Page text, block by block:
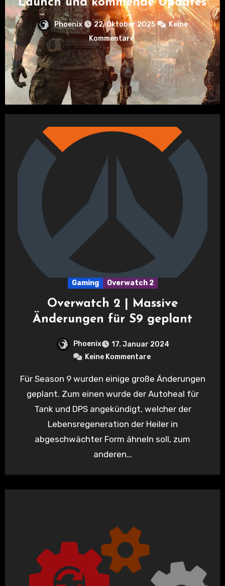
Launch und kommende Updates
Phoenix 22. Oktober 2025
Keine
Kommentare
Gaming Overwatch 2
Overwatch 2 | Massive
Änderungen für S9 geplant
Phoenix
17. Januar 2024
Keine Kommentare
Für Season 9 wurden einige große Änderungen
geplant. Zum einen wurde der Autoheal für
Tank und DPS angekündigt, welcher der
Lebensregeneration der Heiler in
abgeschwächter Form ähneln soll, zum
anderen…